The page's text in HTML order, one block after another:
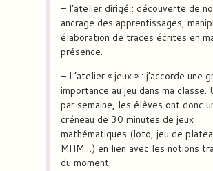
– l’atelier dirigé : découverte de
ancrage des apprentissages,
élaboration de traces écrites en
présence.
– L’atelier « jeux »: j’accorde une
importance au jeu dans ma classe.
par semaine, les élèves ont donc
créneau de 30 minutes de jeux
mathématiques (loto, jeu de
MHM…) en lien avec les notions
du moment.